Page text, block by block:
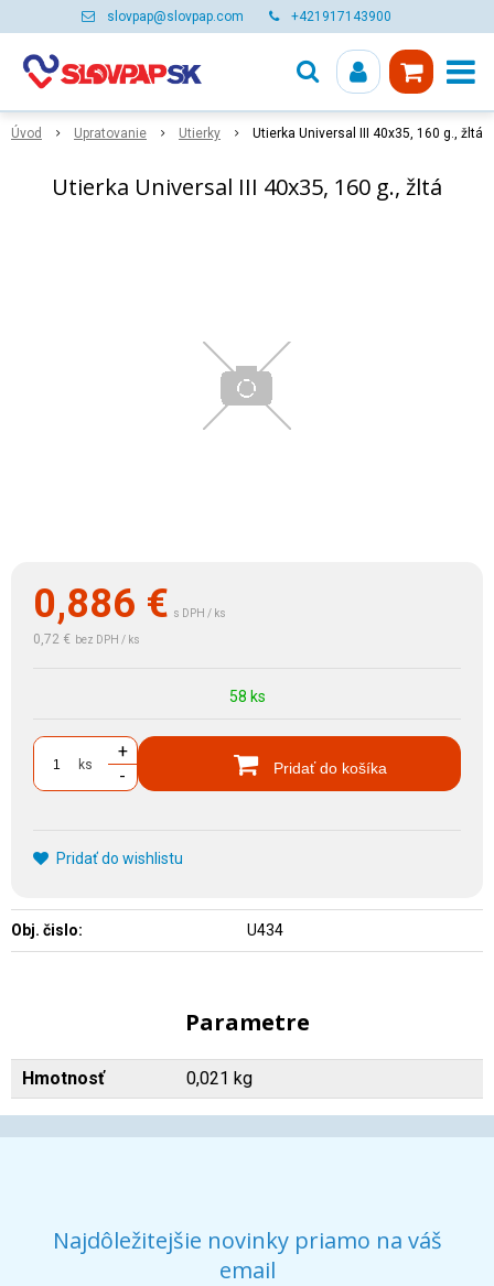
slovpap@slovpap.com +421917143900
Úvod Upratovanie Utierky Utierka Universal III 40x35, 160 g., žltá
Utierka Universal III 40x35, 160 g., žltá
0,886 € s DPH / ks
0,72 € bez DPH / ks
58 ks
ks
+
-
Pridať do košíka
Pridať do wishlistu
Obj. čislo: U434
Parametre
Hmotnosť 0,021 kg
Najdôležitejšie novinky priamo na váš
email